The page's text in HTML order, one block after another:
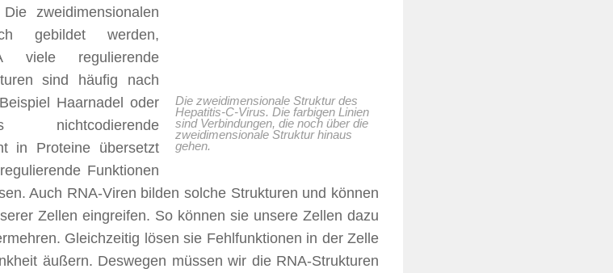
Die zweidimensionale Struktur des
Hepatitis-C-Virus. Die farbigen Linien
sind Verbindungen, die noch über die
zweidimensionale Struktur hinaus
gehen.
zweidimensionalen
gebildet werden,
viele regulierende
sind häufig nach
Haarnadel oder
nichtcodierende
in Proteine übersetzt
Funktionen
Auch RNA-Viren bilden solche Strukturen und können
Zellen eingreifen. So können sie unsere Zellen dazu
Gleichzeitig lösen sie Fehlfunktionen in der Zelle
äußern. Deswegen müssen wir die RNA-Strukturen